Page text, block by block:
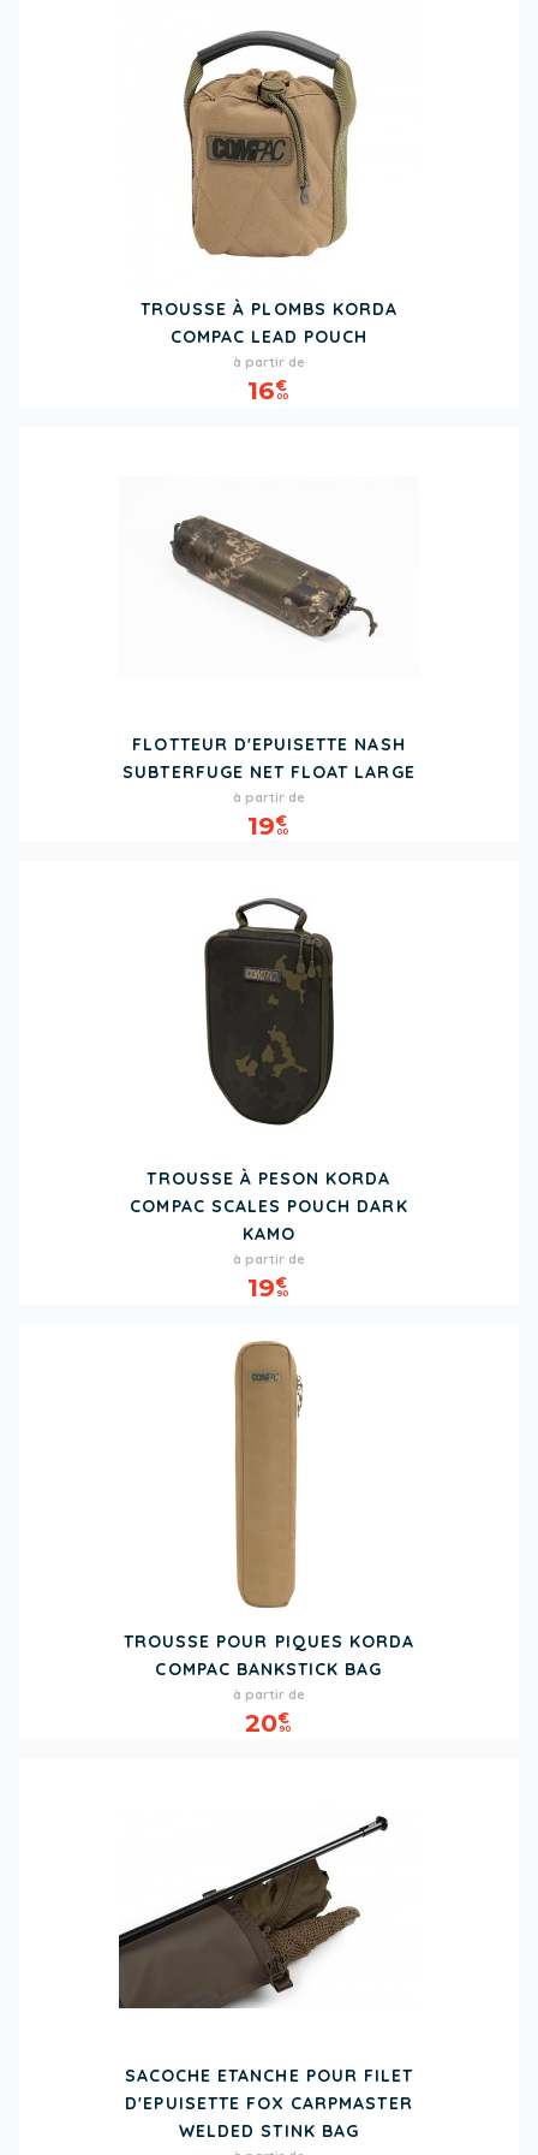
TROUSSE À PLOMBS KORDA
COMPAC LEAD POUCH
Prix
à partir de
16€
00
FLOTTEUR D'EPUISETTE NASH
SUBTERFUGE NET FLOAT LARGE
Prix
à partir de
19€
00
TROUSSE À PESON KORDA
COMPAC SCALES POUCH DARK
KAMO
Prix
à partir de
19€
90
TROUSSE POUR PIQUES KORDA
COMPAC BANKSTICK BAG
Prix
à partir de
20€
90
SACOCHE ETANCHE POUR FILET
D'EPUISETTE FOX CARPMASTER
WELDED STINK BAG